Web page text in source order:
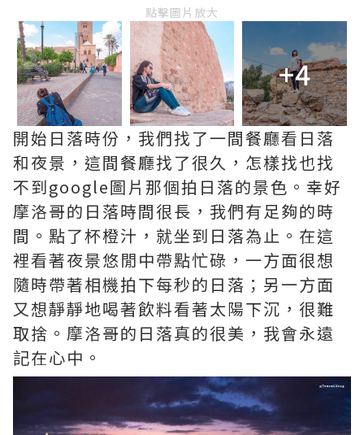
點擊圖片放大
+4
開始日落時份，我們找了一間餐廳看日落
和夜景，這間餐廳找了很久，怎樣找也找
不到google圖片那個拍日落的景色。幸好
摩洛哥的日落時間很長，我們有足夠的時
間。點了杯橙汁，就坐到日落為止。在這
裡看著夜景悠閒中帶點忙碌，一方面很想
隨時帶著相機拍下每秒的日落；另一方面
又想靜靜地喝著飲料看著太陽下沉，很難
取捨。摩洛哥的日落真的很美，我會永遠
記在心中。